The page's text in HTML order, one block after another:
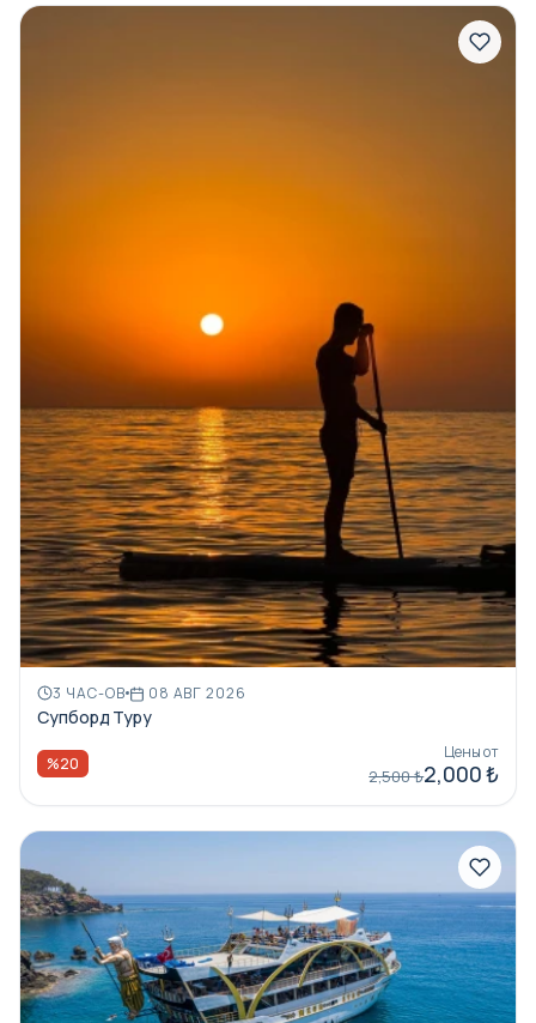
3 ЧАС-ОВ 08 АВГ 2026
Супборд Туру
%20
Цены от
2,500 ₺2,000 ₺